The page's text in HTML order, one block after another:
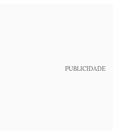
PUBLICIDADE